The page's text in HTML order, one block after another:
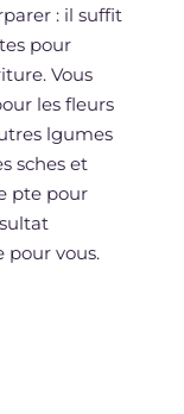
: il suffit
pour
Vous
les fleurs
lgumes
sches et
pte pour
pour vous.